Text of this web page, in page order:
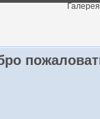
Галерея